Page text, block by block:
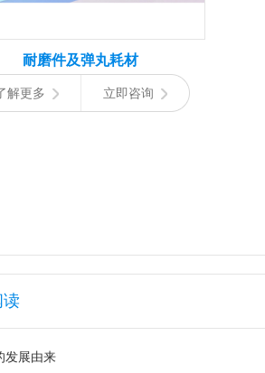
耐磨件及弹丸耗材
解更多 立即咨询
发展由来